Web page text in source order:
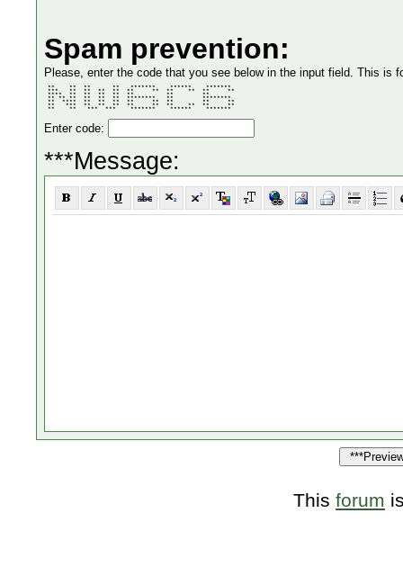
Spam prevention:
Please, enter the code that you see below in the input field. This
**    **  **      **   *******    ******    *******
***   **  **  **  **  **     **  **    **  **     **
****  **  **  **  **  **         **        **
** ** **  **  **  **  ********   **        ********
**  ****  **  **  **  **     **  **        **     **
**   ***  **  **  **  **     **  **    **  **     **
**    **   ***  ***    *******    ******    *******
Enter code:
***Message:
This forum